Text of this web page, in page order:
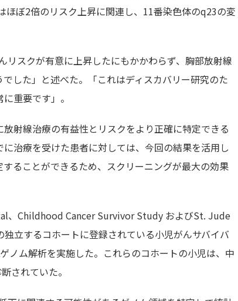
ぼ2倍のリスク上昇に関連し、11番染色体のq23の変
スクが有意に上昇したにもかかわらず、胸部放射線
した」と述べた。「これはディスカバリー研究のた
重要です」。
射線治療の有益性とリスクをより正確に特定できる
治療を受けた患者に対しては、今回の結果を活用し
ることができるため、スクリーニングが最大の効果
、Childhood Cancer Survivor Study およびSt. Jude
立するコホートに登録されている小児がんサバイバ
ノム解析を実施した。これらのコホートの小児は、中
されていた。